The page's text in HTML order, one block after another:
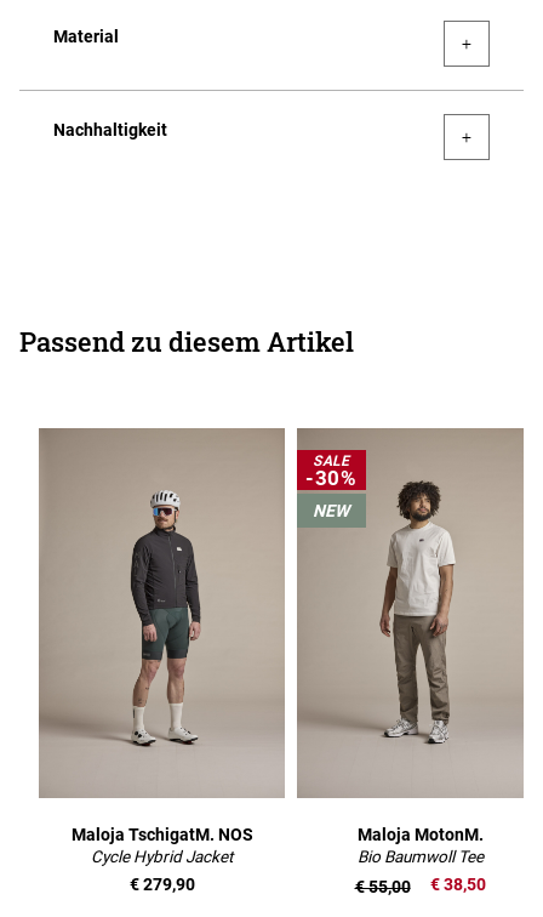
Material
Nachhaltigkeit
Passend zu diesem Artikel
Maloja TschigatM. NOS
Cycle Hybrid Jacket
€ 279,90
SALE
-30%
NEW
Maloja MotonM.
Bio Baumwoll Tee
€ 38,50
€ 55,00